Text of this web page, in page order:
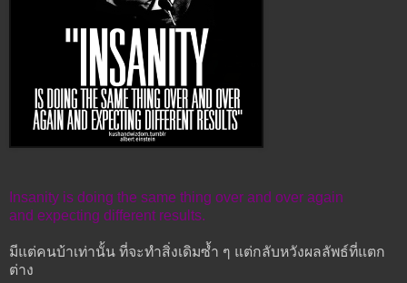
Insanity is doing the same thing over and over again
and expecting different results.
มีแต่คนบ้าเท่านั้น ที่จะทำสิ่งเดิมซ้ำ ๆ แต่กลับหวังผลลัพธ์ที่แตก
ต่าง